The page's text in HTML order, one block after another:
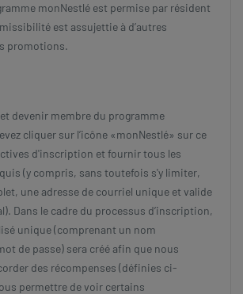
monNestlé est permise par résident
est assujettie à d’autres
promotions.
devenir membre du programme
cliquer sur l’icône «monNestlé» sur ce
d'inscription et fournir tous les
(y compris, sans toutefois s'y limiter,
une adresse de courriel unique et valide
Dans le cadre du processus d’inscription,
unique (comprenant un nom
de passe) sera créé afin que nous
des récompenses (définies ci-
permettre de voir certains